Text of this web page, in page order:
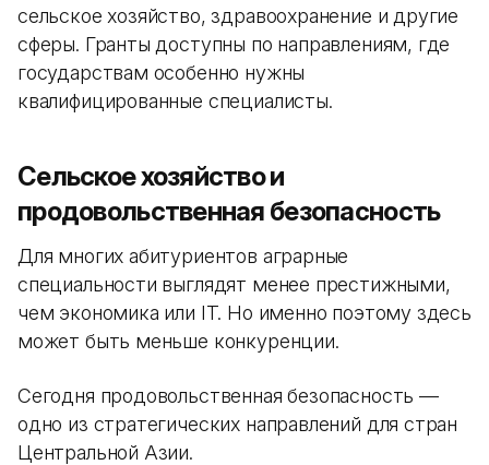
сельское хозяйство, здравоохранение и другие
сферы. Гранты доступны по направлениям, где
государствам особенно нужны
квалифицированные специалисты.
Сельское хозяйство и
продовольственная безопасность
Для многих абитуриентов аграрные
специальности выглядят менее престижными,
чем экономика или IT. Но именно поэтому здесь
может быть меньше конкуренции.
Сегодня продовольственная безопасность —
одно из стратегических направлений для стран
Центральной Азии.